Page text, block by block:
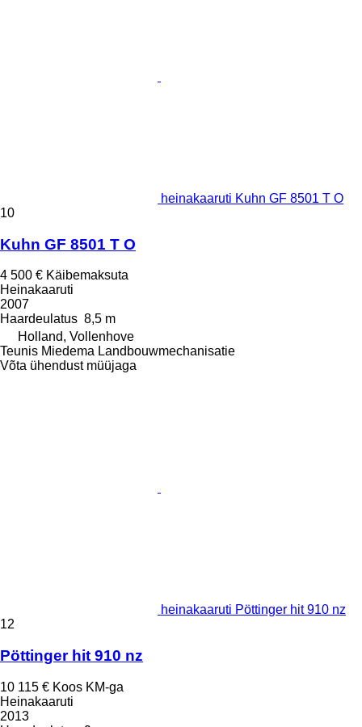
heinakaaruti Kuhn GF 8501 T O
10
Kuhn GF 8501 T O
4 500 € Käibemaksuta
Heinakaaruti
2007
Haardeulatus 8,5 m
Holland, Vollenhove
Teunis Miedema Landbouwmechanisatie
Võta ühendust müüjaga
heinakaaruti Pöttinger hit 910 nz
12
Pöttinger hit 910 nz
10 115 € Koos KM-ga
Heinakaaruti
2013